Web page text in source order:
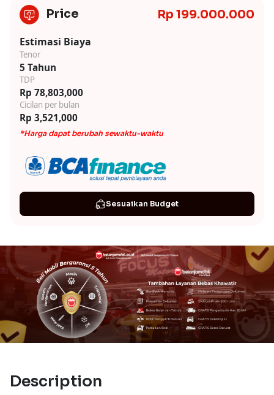
Price Rp 199.000.000
Estimasi Biaya
Tenor
5 Tahun
TDP
Rp 78,803,000
Cicilan per bulan
Rp 3,521,000
*Harga dapat berubah sewaktu-waktu
Sesuaikan Budget
Description